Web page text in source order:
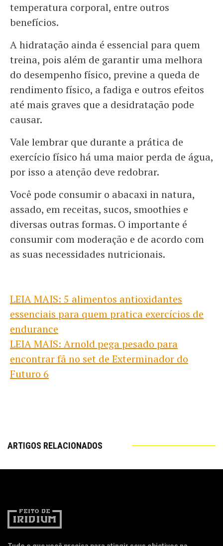
temperatura corporal, entre outros
benefícios.
A hidratação ainda é essencial para quem
treina, pois além de garantir uma melhora
do desempenho físico, previne a queda de
rendimento físico, a fadiga e outros efeitos
até mais graves que a desidratação pode
causar.
Vale lembrar que durante a prática de
exercício físico há uma maior perda de água,
por isso a atenção deve redobrar.
Você pode consumir o abacaxi in natura,
assado, em receitas, sucos, smoothies e
diversas outras formas. O importante é
consumir com moderação e de acordo com
as suas necessidades nutricionais.
LEIA MAIS: 5 alimentos antioxidantes
essenciais para quem pratica exercícios de
endurance
LEIA MAIS: Arnold pega pesado para
encontrar fã no set de Exterminador do
Futuro 6
ARTIGOS RELACIONADOS